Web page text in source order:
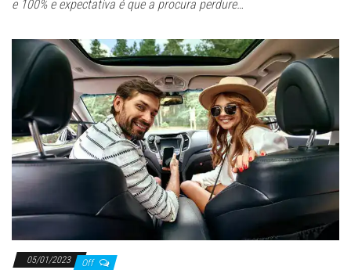
e 100% e expectativa é que a procura perdure…
05/01/2023 Off